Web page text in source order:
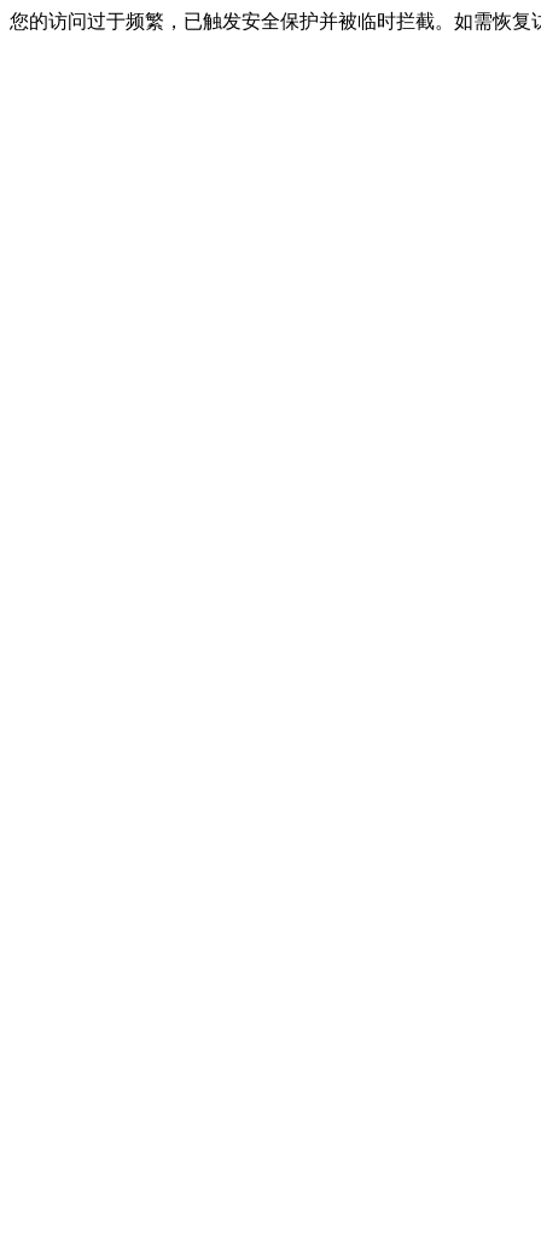
您的访问过于频繁，已触发安全保护并被临时拦截。如需恢复